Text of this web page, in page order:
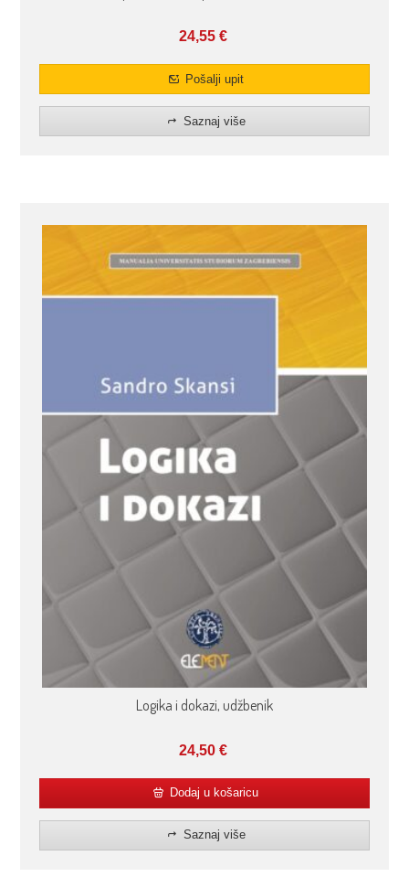
24,55 €
Pošalji upit
Saznaj više
Logika i dokazi, udžbenik
24,50 €
Dodaj u košaricu
Saznaj više